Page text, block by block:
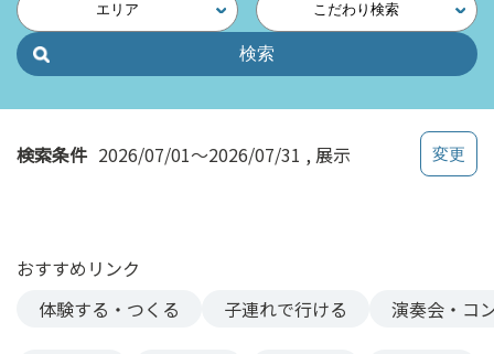
他
ペ
の
エリア こだわり検索
検索条件 2026/07/01～2026/07/31 展示
おすすめリンク
体験する・つくる
子連れで行ける 演奏会・コ